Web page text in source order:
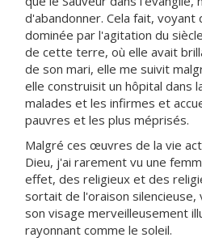
d'abandonner. Cela fait,
dominée par l'agitation du
de cette terre, où elle avait
de son mari, elle me suivit
elle construisit un hôpital dans
malades et les infirmes et
pauvres et les plus méprisés.
Malgré ces œuvres de la vie
Dieu, j'ai rarement vu une
effet, des religieux et des
sortait de l'oraison silencieuse,
son visage merveilleusement
rayonnant comme le soleil.